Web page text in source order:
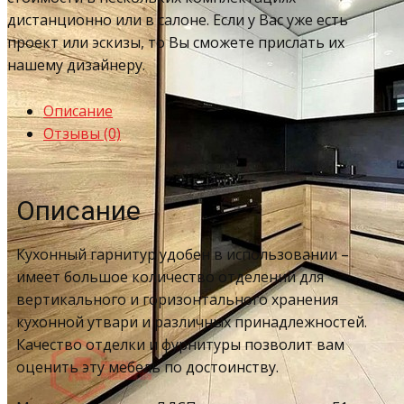
дистанционно или в салоне. Если у Вас уже есть
проект или эскизы, то Вы сможете прислать их
нашему дизайнеру.
Описание
Отзывы (0)
Описание
Кухонный гарнитур удобен в использовании –
имеет большое количество отделений для
вертикального и горизонтального хранения
кухонной утвари и различных принадлежностей.
Качество отделки и фурнитуры позволит вам
оценить эту мебель по достоинству.